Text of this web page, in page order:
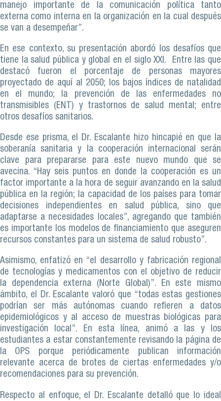
manejo importante de la comunicación política tanto
externa como interna en la organización en la cual después
se van a desempeñar”.
En ese contexto, su presentación abordó los desafíos que
tiene la salud pública y global en el siglo XXI. Entre las que
destacó fueron el porcentaje de personas mayores
proyectado de aquí al 2050; los bajos índices de natalidad
en el mundo; la prevención de las enfermedades no
transmisibles (ENT) y trastornos de salud mental; entre
otros desafíos sanitarios.
Desde ese prisma, el Dr. Escalante hizo hincapié en que la
soberanía sanitaria y la cooperación internacional serán
clave para prepararse para este nuevo mundo que se
avecina. “Hay seis puntos en donde la cooperación es un
factor importante a la hora de seguir avanzando en la salud
pública en la región; la capacidad de los países para tomar
decisiones independientes en salud pública, sino que
adaptarse a necesidades locales”, agregando que también
es importante los modelos de financiamiento que aseguren
recursos constantes para un sistema de salud robusto”.
Asimismo, enfatizó en “el desarrollo y fabricación regional
de tecnologías y medicamentos con el objetivo de reducir
la dependencia externa (Norte Global)”. En este mismo
ámbito, el Dr. Escalante valoró que “todas estas gestiones
podrían ser más autónomas cuando refieren a datos
epidemiológicos y al acceso de muestras biológicas para
investigación local”. En esta línea, animó a las y los
estudiantes a estar constantemente revisando la página de
la OPS porque periódicamente publican información
relevante acerca de brotes de ciertas enfermedades y/o
recomendaciones para su prevención.
Respecto al enfoque, el Dr. Escalante detalló que lo ideal